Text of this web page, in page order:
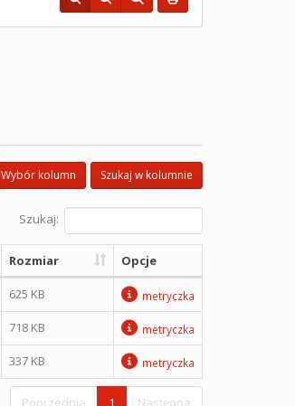
Szukaj w kolumnie
Wybór kolumn
Szukaj:
Rozmiar Opcje
625 KB metryczka
718 KB metryczka
337 KB metryczka
Poprzednia 1 Następna